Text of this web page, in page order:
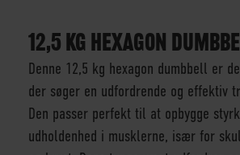
12,5 KG HEXAGON
Denne 12,5 kg hexagon dumbbell er
der søger en udfordrende og effektiv
Den passer perfekt til at opbygge
udholdenhed i musklerne, især for